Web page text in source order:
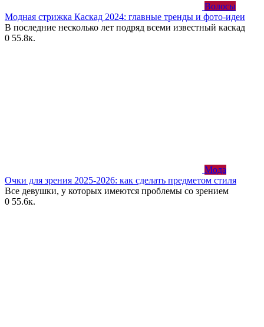
Волосы
Модная стрижка Каскад 2024: главные тренды и фото-идеи
В последние несколько лет подряд всеми известный каскад
0 55.8к.
Мода
Очки для зрения 2025-2026: как сделать предметом стиля
Все девушки, у которых имеются проблемы со зрением
0 55.6к.